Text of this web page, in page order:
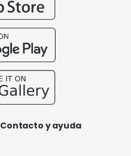
Contacto y ayuda